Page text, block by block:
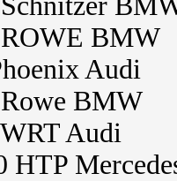
BMW
Audi
BMW
Audi
HTP